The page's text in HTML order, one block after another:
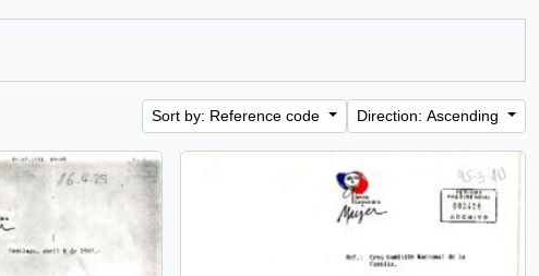
Sort by: Reference code Direction: Ascending